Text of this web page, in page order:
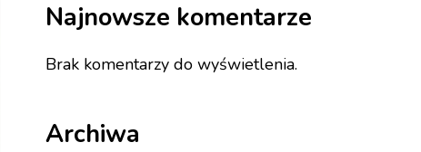
Najnowsze komentarze
Brak komentarzy do wyświetlenia.
Archiwa